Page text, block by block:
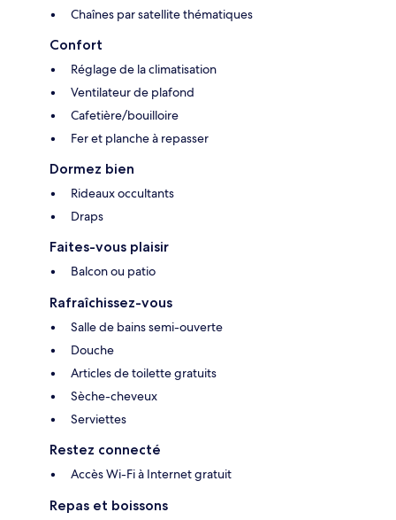
Chaînes par satellite thématiques
Confort
Réglage de la climatisation
Ventilateur de plafond
Cafetière/bouilloire
Fer et planche à repasser
Dormez bien
Rideaux occultants
Draps
Faites-vous plaisir
Balcon ou patio
Rafraîchissez-vous
Salle de bains semi-ouverte
Douche
Articles de toilette gratuits
Sèche-cheveux
Serviettes
Restez connecté
Accès Wi-Fi à Internet gratuit
Repas et boissons